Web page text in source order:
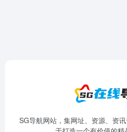
SG导航网站，集网址、资源、资